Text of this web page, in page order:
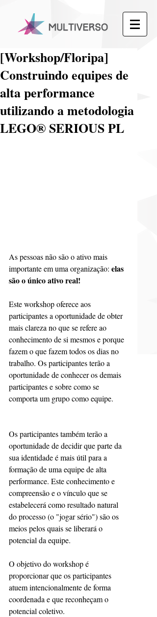
[Workshop/Floripa]
Construindo equipes de
alta performance
utilizando a metodologia
LEGO® SERIOUS PL
As pessoas não são o ativo mais
importante em uma organização: elas
são o único ativo real!
Este workshop oferece aos
participantes a oportunidade de obter
mais clareza no que se refere ao
conhecimento de si mesmos e porque
fazem o que fazem todos os dias no
trabalho. Os participantes terão a
oportunidade de conhecer os demais
participantes e sobre como se
comporta um grupo como equipe.
Os participantes também terão a
oportunidade de decidir que parte da
sua identidade é mais útil para a
formação de uma equipe de alta
performance. Este conhecimento e
compreensão e o vínculo que se
estabelecerá como resultado natural
do processo (o "jogar sério") são os
meios pelos quais se liberará o
potencial da equipe.
O objetivo do workshop é
proporcionar que os participantes
atuem intencionalmente de forma
coordenada e que reconheçam o
potencial coletivo.